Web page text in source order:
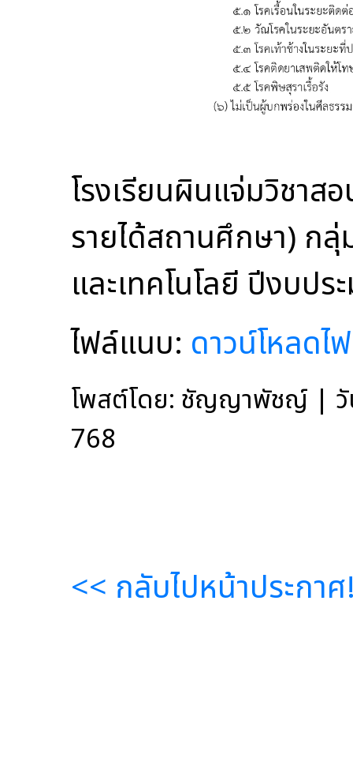
โรงเรียนผินแจ่มวิชาส
รายได้สถานศึกษา) กลุ่
และเทคโนโลยี ปีงบป
ไฟล์แนบ: ดาวน์โหลดไ
โพสต์โดย: ชัญญาพัชญ์ | วั
768
<< กลับไปหน้าประกา